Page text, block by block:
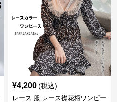
¥4,200 (税込)
レース 服 レース襟花柄ワンピー